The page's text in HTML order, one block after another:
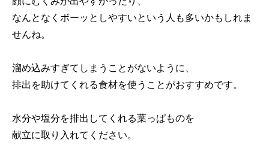
なんとなくボーッとしやすいという人も多いかもしれま
せんね。
溜め込みすぎてしまうことがないように、
排出を助けてくれる食材を使うことがおすすめです。
水分や塩分を排出してくれる葉っぱものを
献立に取り入れてください。